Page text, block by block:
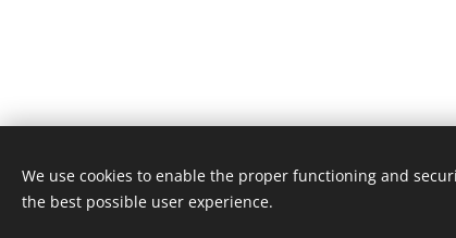
Elegant Shoes, Ηρώς Κωνσταντοπούλου
Διατηρούνται όλα τα δικαιώματα 2020
We use cookies to enable the proper functioning and
the best possible user experience.